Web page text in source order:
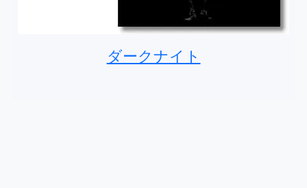
ダークナイト